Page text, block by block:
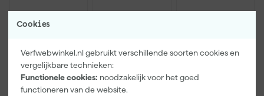
Cookies
Verfwebwinkel.nl gebruikt verschillende soorten cookies en
vergelijkbare technieken:
Functionele cookies: noodzakelijk voor het goed
functioneren van de website.